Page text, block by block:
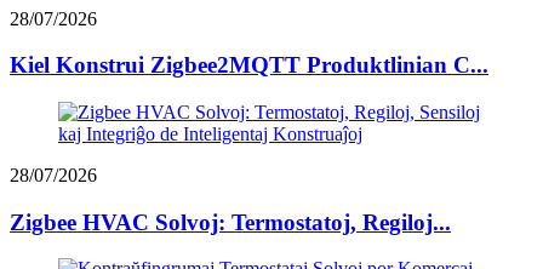
28/07/2026
Kiel Konstrui Zigbee2MQTT Produktlinian C...
28/07/2026
Zigbee HVAC Solvoj: Termostatoj, Regiloj...